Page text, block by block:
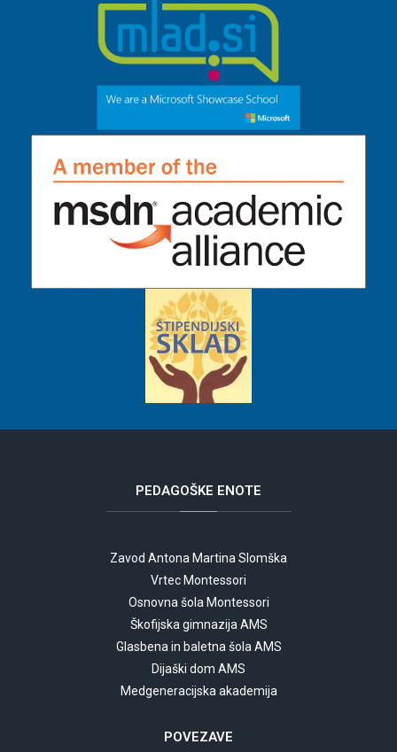
PEDAGOŠKE ENOTE
Zavod Antona Martina Slomška
Vrtec Montessori
Osnovna šola Montessori
Škofijska gimnazija AMS
Glasbena in baletna šola AMS
Dijaški dom AMS
Medgeneracijska akademija
POVEZAVE